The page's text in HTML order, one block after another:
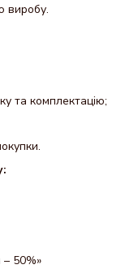
виробу.
та комплектацію;
– 50%»